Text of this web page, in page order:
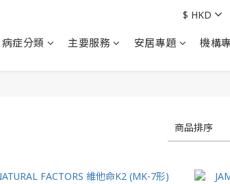
病症分類 主要服務 安居專題 機構
$ HKD
商品排序